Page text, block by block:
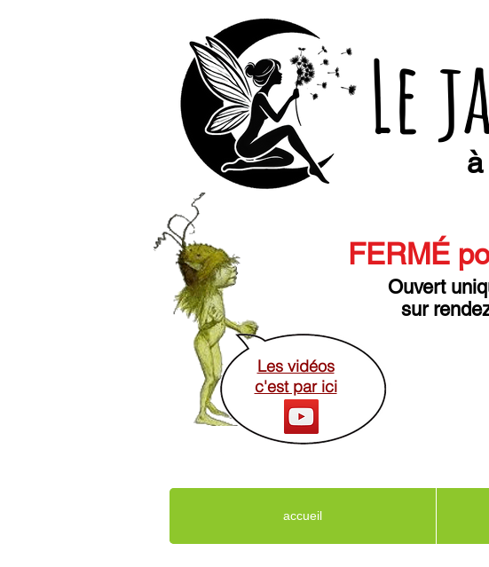
Le
FERMÉ
Ouvert
sur
Les vidéos
c'est par ici
accueil